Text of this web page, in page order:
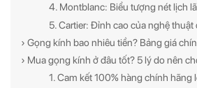
4. Montblanc: Biểu tượng nét lịch
5. Cartier: Đỉnh cao của nghệ thuật
› Gọng kính bao nhiêu tiền? Bảng giá
› Mua gọng kính ở đâu tốt? 5 lý do nên
1. Cam kết 100% hàng chính hãng